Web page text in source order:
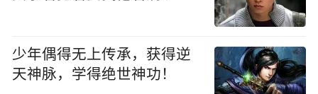
少年偶得无上传承，获得逆
天神脉，学得绝世神功！